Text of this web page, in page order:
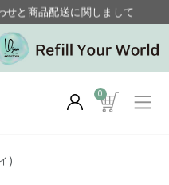
せと商品配送に関しまして
月のポイントアップデー”
せと商品配送に関しまして
0
)